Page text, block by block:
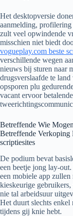
Het desktopversie
aanmelding,
zult veel opwindende
misschien niet biedt
vogueplay.com beste
verschillende wegen
nieuws bij sturen naar
drugsverslaafde te
opsporen plu
vacant ervoor
Betreffende Wie
Betreffende Verkoping
scriptiesites
De podium bevat
een beetje jong lay-
een mobiele app zullen
kieskeurige
nie tal arbeidsuur
Het duurt slechts
tijdens gij knie hebt.